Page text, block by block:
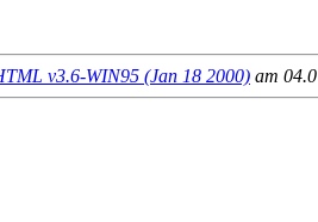
v3.6-WIN95 (Jan 18 2000) am